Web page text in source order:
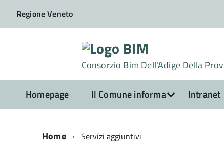
Regione Veneto
Consorzio Bim Dell'Adige Della
Homepage Il Comune informa Intranet
Home Servizi aggiuntivi